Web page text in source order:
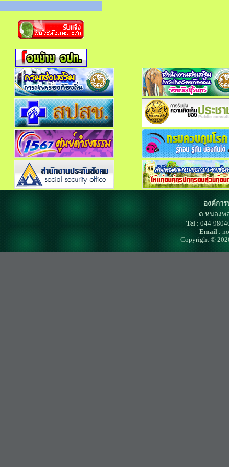
องค์กา
ต.หนองพ
Tel: 044-
Email :
Copyright ©